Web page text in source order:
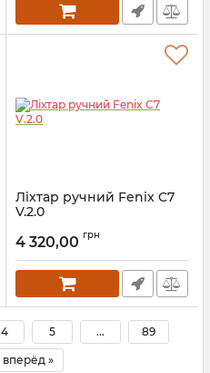
Ліхтар ручний Fenix C7
V.2.0
4 320,00 грн
4 5 ... 89
вперёд »